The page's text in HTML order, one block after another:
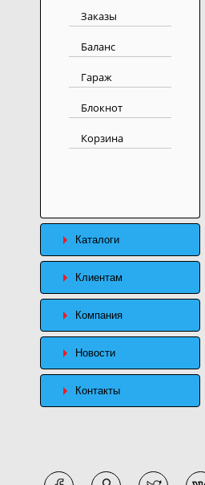
Заказы
Баланс
Гараж
Блокнот
Корзина
Каталоги
Клиентам
Компания
Новости
Контакты